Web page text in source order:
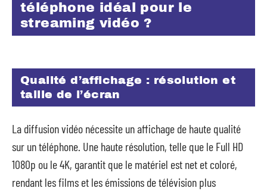
téléphone idéal pour le
streaming vidéo ?
Qualité d’affichage : résolution et
taille de l’écran
La diffusion vidéo nécessite un affichage de haute qualité
sur un téléphone. Une haute résolution, telle que le Full HD
1080p ou le 4K, garantit que le matériel est net et coloré,
rendant les films et les émissions de télévision plus